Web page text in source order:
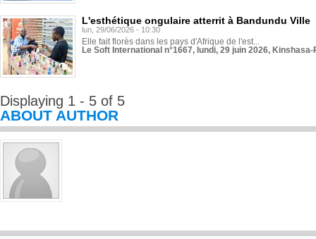
L'esthétique ongulaire atterrit à Bandundu Ville
lun, 29/06/2026 - 10:30
Elle fait florès dans les pays d'Afrique de l'est...
Le Soft International n°1667, lundi, 29 juin 2026,
Displaying 1 - 5 of 5
ABOUT AUTHOR